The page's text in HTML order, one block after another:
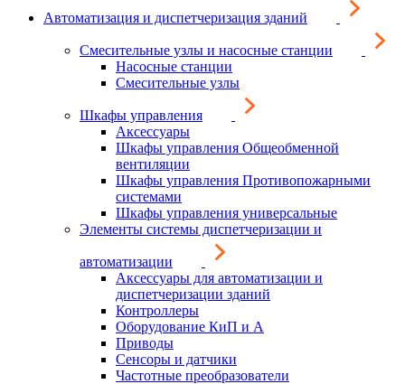
Автоматизация и диспетчеризация зданий
Смесительные узлы и насосные станции
Насосные станции
Смесительные узлы
Шкафы управления
Аксессуары
Шкафы управления Общеобменной
вентиляции
Шкафы управления Противопожарными
системами
Шкафы управления универсальные
Элементы системы диспетчеризации и
автоматизации
Аксессуары для автоматизации и
диспетчеризации зданий
Контроллеры
Оборудование КиП и А
Приводы
Сенсоры и датчики
Частотные преобразователи